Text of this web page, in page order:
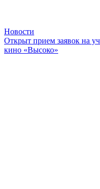
Новости
Открыт прием заявок на
кино «Высоко»